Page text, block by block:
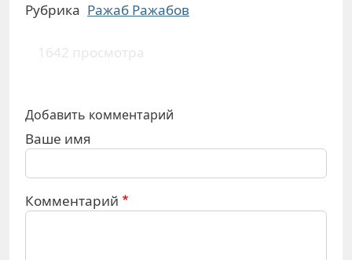
Рубрика Ражаб Ражабов
1642 просмотра
Добавить комментарий
Ваше имя
Комментарий